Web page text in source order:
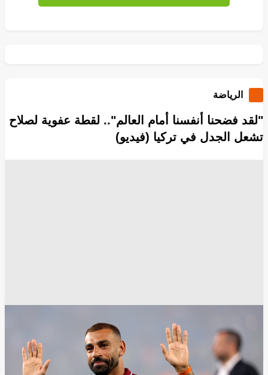
الرياضة
"لقد فضحنا أنفسنا أمام العالم".. لقطة عفوية لصلاح
تشعل الجدل في تركيا (فيديو)
13825
Save post
Share انسخ الرابط